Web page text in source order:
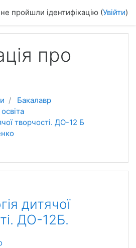
пройшли ідентифікацію (Увійти)
про
Бакалавр
творчості. ДО-12 Б
дитячої
ДО-12Б.